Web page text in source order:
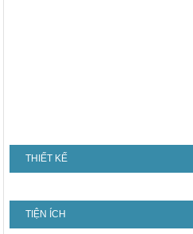
THIẾT KẾ
TIỆN ÍCH